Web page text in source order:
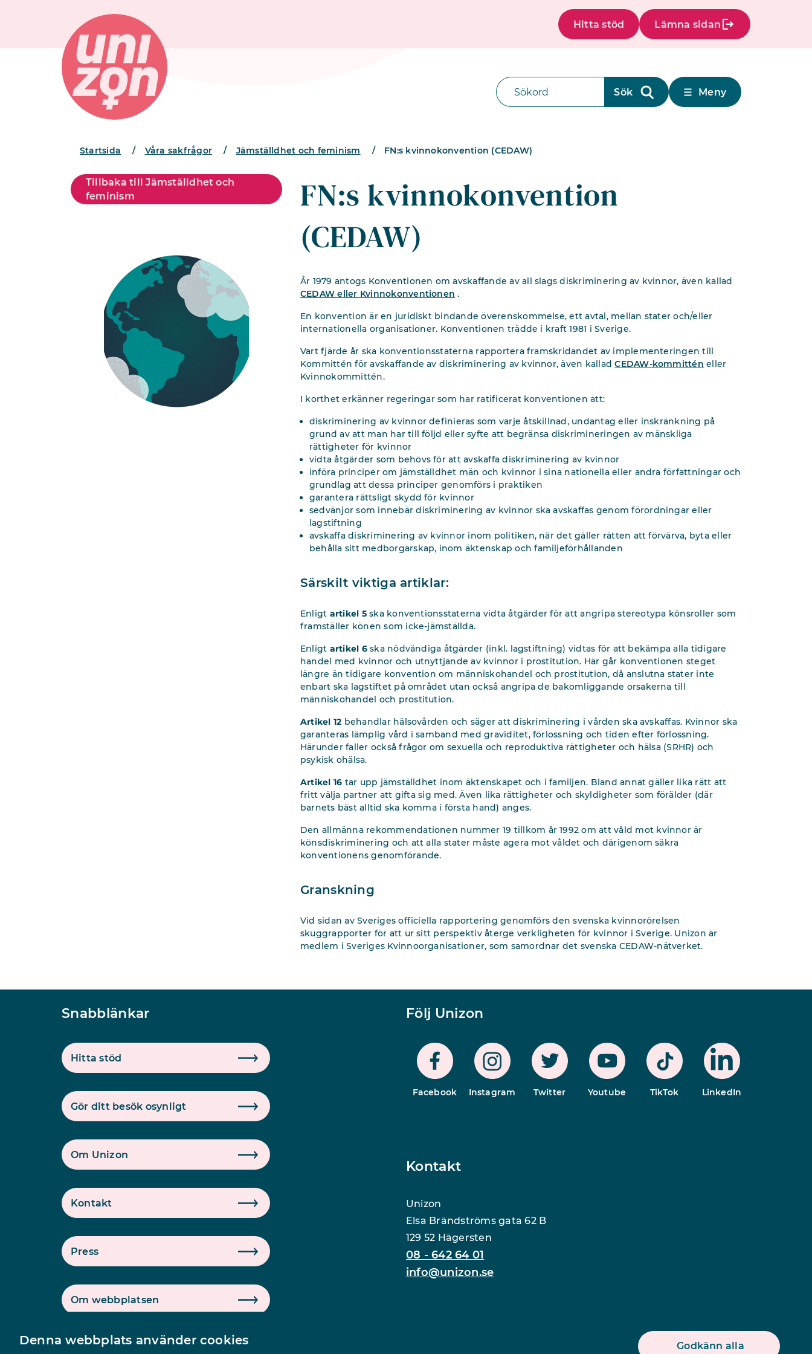
Denna webbplats använder cookies Godkänn alla
Hitta stöd Lämna sidan
Meny
Startsida / Våra sakfrågor / Jämställdhet och feminism / FN:s kvinnokonvention (CEDAW)
Tillbaka till Jämställdhet och
feminism
FN:s kvinnokonvention
(CEDAW)
År 1979 antogs Konventionen om avskaffande av all slags diskriminering av kvinnor, även kallad
CEDAW eller Kvinnokonventionen .
En konvention är en juridiskt bindande överenskommelse, ett avtal, mellan stater och/eller
internationella organisationer. Konventionen trädde i kraft 1981 i Sverige.
Vart fjärde år ska konventionsstaterna rapportera framskridandet av implementeringen till
Kommittén för avskaffande av diskriminering av kvinnor, även kalladCEDAW-kommittén eller
Kvinnokommittén.
I korthet erkänner regeringar som har ratificerat konventionen att:
diskriminering av kvinnor definieras som varje åtskillnad, undantag eller inskränkning på
grund av att man har till följd eller syfte att begränsa diskrimineringen av mänskliga
rättigheter för kvinnor
vidta åtgärder som behövs för att avskaffa diskriminering av kvinnor
införa principer om jämställdhet män och kvinnor i sina nationella eller andra författningar och
grundlag att dessa principer genomförs i praktiken
garantera rättsligt skydd för kvinnor
sedvänjor som innebär diskriminering av kvinnor ska avskaffas genom förordningar eller
lagstiftning
avskaffa diskriminering av kvinnor inom politiken, när det gäller rätten att förvärva, byta eller
behålla sitt medborgarskap, inom äktenskap och familjeförhållanden
Särskilt viktiga artiklar:
Enligt artikel 5ska konventionsstaterna vidta åtgärder för att angripa stereotypa könsroller som
framställer könen som icke-jämställda.
Enligt artikel 6ska nödvändiga åtgärder (inkl. lagstiftning) vidtas för att bekämpa alla tidigare
handel med kvinnor och utnyttjande av kvinnor i prostitution. Här går konventionen steget
längre än tidigare konvention om människohandel och prostitution, då anslutna stater inte
enbart ska lagstiftet på området utan också angripa de bakomliggande orsakerna till
människohandel och prostitution.
Artikel 12 behandlar hälsovården och säger att diskriminering i vården ska avskaffas. Kvinnor ska
garanteras lämplig vård i samband med graviditet, förlossning och tiden efter förlossning.
Härunder faller också frågor om sexuella och reproduktiva rättigheter och hälsa (SRHR) och
psykisk ohälsa.
Artikel 16 tar upp jämställdhet inom äktenskapet och i familjen. Bland annat gäller lika rätt att
fritt välja partner att gifta sig med. Även lika rättigheter och skyldigheter som förälder (där
barnets bäst alltid ska komma i första hand) anges.
Den allmänna rekommendationen nummer 19 tillkom år 1992 om att våld mot kvinnor är
könsdiskriminering och att alla stater måste agera mot våldet och därigenom säkra
konventionens genomförande.
Granskning
Vid sidan av Sveriges officiella rapportering genomförs den svenska kvinnorörelsen
skuggrapporter för att ur sitt perspektiv återge verkligheten för kvinnor i Sverige. Unizon är
medlem i Sveriges Kvinnoorganisationer, som samordnar det svenska CEDAW-nätverket.
Snabblänkar
Hitta stöd
Gör ditt besök osynligt
Om Unizon
Kontakt
Press
Om webbplatsen
Logga in på intranätet
Följ Unizon
Facebook Instagram Twitter Youtube TikTok LinkedIn
Kontakt
Unizon
Elsa Brändströms gata 62 B
129 52 Hägersten
08 - 642 64 01
info@unizon.se